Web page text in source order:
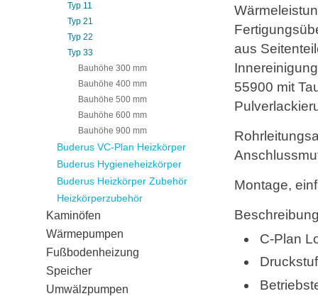
aus
55900 mit
Montage,
C-Plan
Typ 11
Typ 21
Typ 22
Typ 33
Bauhöhe 300 mm
Bauhöhe 400 mm
Bauhöhe 500 mm
Bauhöhe 600 mm
Bauhöhe 900 mm
Buderus VC-Plan Heizkörper
Buderus Hygieneheizkörper
Buderus Heizkörper Zubehör
Heizkörperzubehör
Kaminöfen
Wärmepumpen
Fußbodenheizung
Speicher
Umwälzpumpen